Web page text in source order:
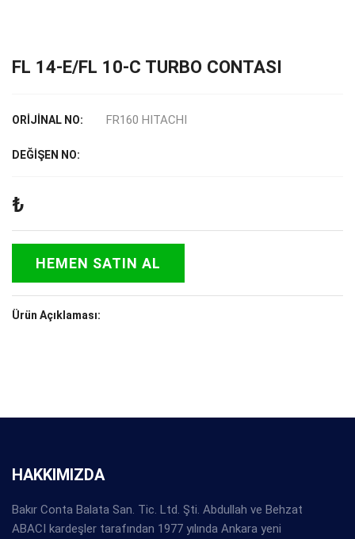
FL 14-E/FL 10-C TURBO CONTASI
ORİJİNAL NO: FR160 HITACHI
DEĞİŞEN NO:
₺
HEMEN SATIN AL
Ürün Açıklaması:
HAKKIMIZDA
Bakır Conta Balata San. Tic. Ltd. Şti. Abdullah ve Behzat
ABACI kardeşler tarafından 1977 yılında Ankara yeni